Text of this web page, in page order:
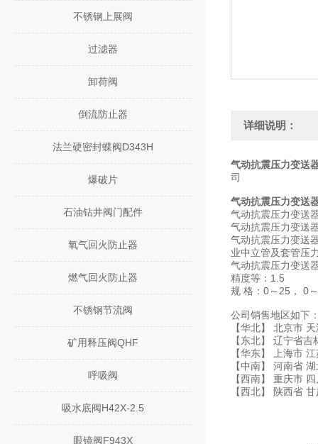
不锈钢上展阀
过滤器
卸荷阀
倒流防止器
法兰硬密封蝶阀D343H
爆破片
石油钻井阀门配件
氧气回火防止器
燃气回火防止器
不锈钢节流阀
矿用释压阀QHF
呼吸阀
吸水底阀H42X-2.5
眼镜阀F943X
详细说明：
气动抗震压力变送
司
气动抗震压力变送
气动抗震压力变送
气动抗震压力变送
气动抗震压力变送
业中立管及套管压
气动抗震压力变送
精度等：1.5
规 格：0～25， 0
公司销售地区如下
【华北】 北京市
【东北】 辽宁省
【华东】 上海市
【中南】 河南省
【西南】 重庆市
【西北】 陕西省